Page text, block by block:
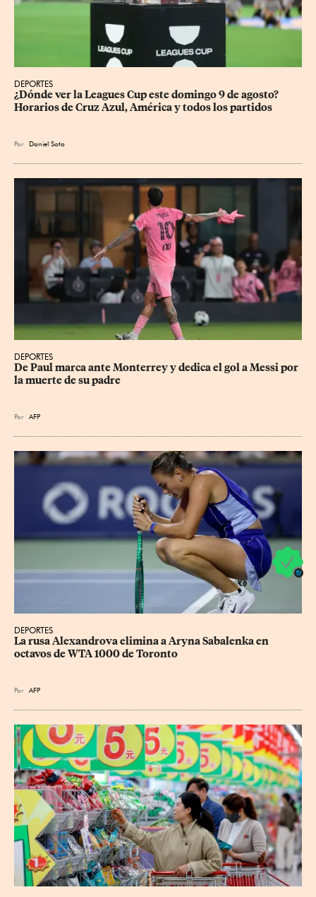
DEPORTES
¿Dónde ver la Leagues Cup este domingo 9 de agosto?
Horarios de Cruz Azul, América y todos los partidos
Por Daniel Soto
DEPORTES
De Paul marca ante Monterrey y dedica el gol a Messi por
la muerte de su padre
Por AFP
DEPORTES
La rusa Alexandrova elimina a Aryna Sabalenka en
octavos de WTA 1000 de Toronto
Por AFP